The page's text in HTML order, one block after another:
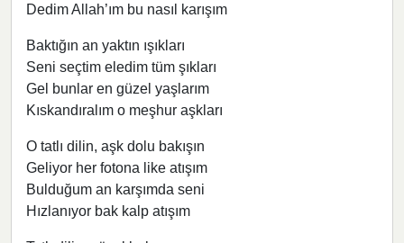
Dedim Allah’ım bu nasıl karışım
Baktığın an yaktın ışıkları
Seni seçtim eledim tüm şıkları
Gel bunlar en güzel yaşlarım
Kıskandıralım o meşhur aşkları
O tatlı dilin, aşk dolu bakışın
Geliyor her fotona like atışım
Bulduğum an karşımda seni
Hızlanıyor bak kalp atışım